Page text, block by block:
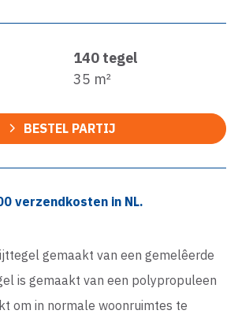
140 tegel
35 m²
BESTEL PARTIJ
verzendkosten in NL.
gemaakt van een gemelêerde
is gemaakt van een polypropuleen
om in normale woonruimtes te